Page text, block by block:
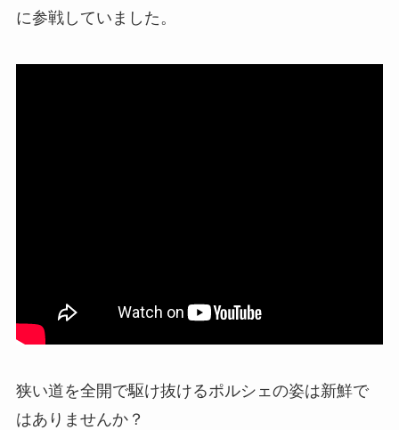
に参戦していました。
狭い道を全開で駆け抜けるポルシェの姿は新鮮で
はありませんか？